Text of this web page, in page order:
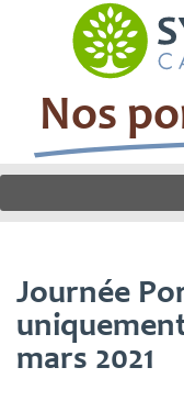
Nos
Journée
mars 2021